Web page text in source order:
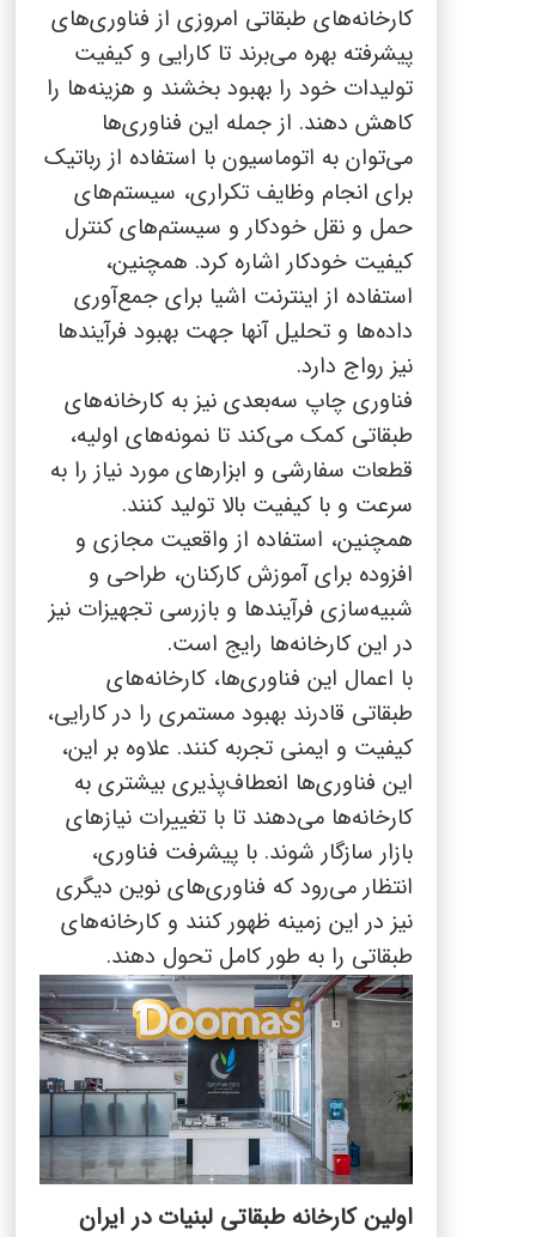
کارخانه‌های طبقاتی امروزی از فناوری‌های
پیشرفته بهره می‌برند تا کارایی و کیفیت
تولیدات خود را بهبود بخشند و هزینه‌ها را
کاهش دهند. از جمله این فناوری‌ها
می‌توان به اتوماسیون با استفاده از رباتیک
برای انجام وظایف تکراری، سیستم‌های
حمل و نقل خودکار و سیستم‌های کنترل
کیفیت خودکار اشاره کرد. همچنین،
استفاده از اینترنت اشیا برای جمع‌آوری
داده‌ها و تحلیل آنها جهت بهبود فرآیندها
نیز رواج دارد.
فناوری چاپ سه‌بعدی نیز به کارخانه‌های
طبقاتی کمک می‌کند تا نمونه‌های اولیه،
قطعات سفارشی و ابزارهای مورد نیاز را به
سرعت و با کیفیت بالا تولید کنند.
همچنین، استفاده از واقعیت مجازی و
افزوده برای آموزش کارکنان، طراحی و
شبیه‌سازی فرآیندها و بازرسی تجهیزات نیز
در این کارخانه‌ها رایج است.
با اعمال این فناوری‌ها، کارخانه‌های
طبقاتی قادرند بهبود مستمری را در کارایی،
کیفیت و ایمنی تجربه کنند. علاوه بر این،
این فناوری‌ها انعطاف‌پذیری بیشتری به
کارخانه‌ها می‌دهند تا با تغییرات نیازهای
بازار سازگار شوند. با پیشرفت فناوری،
انتظار می‌رود که فناوری‌های نوین دیگری
نیز در این زمینه ظهور کنند و کارخانه‌های
طبقاتی را به طور کامل تحول دهند.
اولین کارخانه طبقاتی لبنیات در ایران